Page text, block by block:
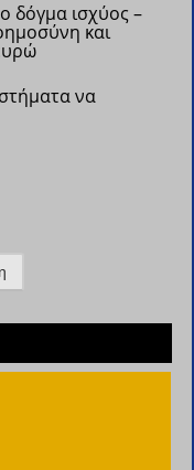
δόγμα ισχύος –
και
να